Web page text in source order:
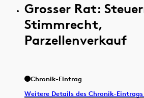
Grosser Rat:
Stimmrecht,
Parzellenverkauf
Chronik-Eintrag
Weitere Details des Chronik-